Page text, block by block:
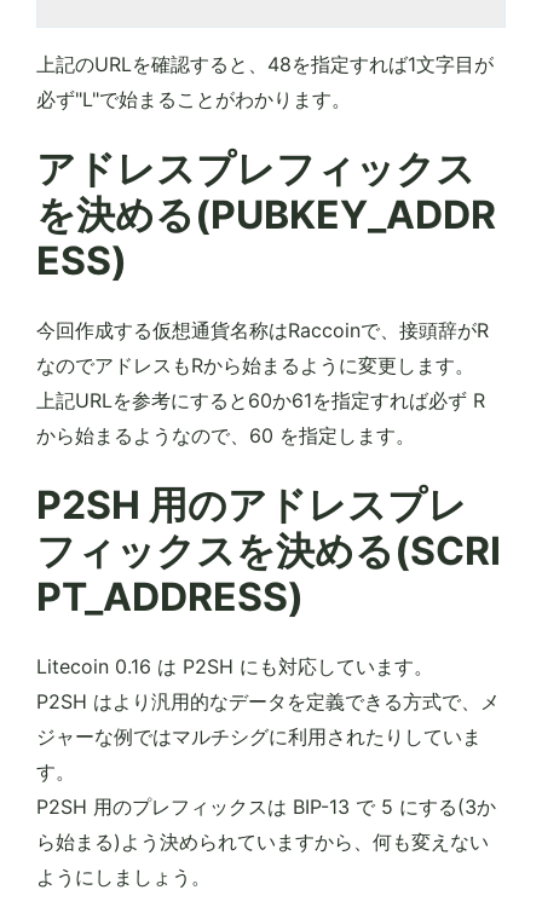
上記のURLを確認すると、48を指定すれば1文字目が
必ず"L"で始まることがわかります。
アドレスプレフィックス
を決める(PUBKEY_ADDR
ESS)
今回作成する仮想通貨名称はRaccoinで、接頭辞がR
なのでアドレスもRから始まるように変更します。
上記URLを参考にすると60か61を指定すれば必ず R
から始まるようなので、60 を指定します。
P2SH 用のアドレスプレ
フィックスを決める(SCRI
PT_ADDRESS)
Litecoin 0.16 は P2SH にも対応しています。
P2SH はより汎用的なデータを定義できる方式で、メ
ジャーな例ではマルチシグに利用されたりしていま
す。
P2SH 用のプレフィックスは BIP-13 で 5 にする(3か
ら始まる)よう決められていますから、何も変えない
ようにしましょう。